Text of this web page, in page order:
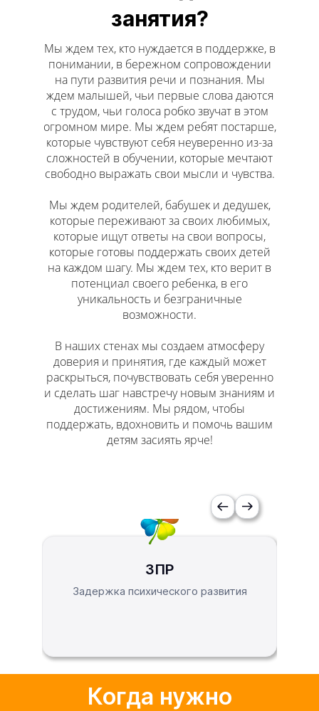
занятия?
Мы ждем тех, кто нуждается в поддержке, в
понимании, в бережном сопровождении
на пути развития речи и познания. Мы
ждем малышей, чьи первые слова даются
с трудом, чьи голоса робко звучат в этом
огромном мире. Мы ждем ребят постарше,
которые чувствуют себя неуверенно из-за
сложностей в обучении, которые мечтают
свободно выражать свои мысли и чувства.
Мы ждем родителей, бабушек и дедушек,
которые переживают за своих любимых,
которые ищут ответы на свои вопросы,
которые готовы поддержать своих детей
на каждом шагу. Мы ждем тех, кто верит в
потенциал своего ребенка, в его
уникальность и безграничные
возможности.
В наших стенах мы создаем атмосферу
доверия и принятия, где каждый может
раскрыться, почувствовать себя уверенно
и сделать шаг навстречу новым знаниям и
достижениям. Мы рядом, чтобы
поддержать, вдохновить и помочь вашим
детям засиять ярче!
ЗПР
Задержка психического развития
Когда нужно